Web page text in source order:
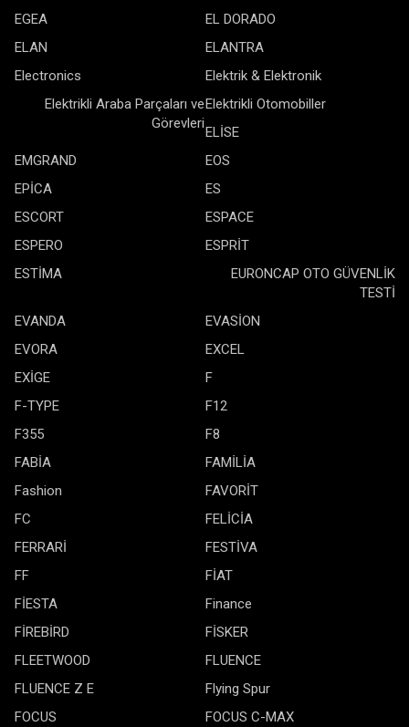
EGEA
EL DORADO
ELAN
ELANTRA
Electronics
Elektrik & Elektronik
Elektrikli Araba Parçaları ve
Görevleri
Elektrikli Otomobiller
ELİSE
EMGRAND
EOS
EPİCA
ES
ESCORT
ESPACE
ESPERO
ESPRİT
ESTİMA
EURONCAP OTO GÜVENLİK
TESTİ
EVANDA
EVASİON
EVORA
EXCEL
EXİGE
F
F-TYPE
F12
F355
F8
FABİA
FAMİLİA
Fashion
FAVORİT
FC
FELİCİA
FERRARİ
FESTİVA
FF
FİAT
FİESTA
Finance
FİREBİRD
FİSKER
FLEETWOOD
FLUENCE
FLUENCE Z E
Flying Spur
FOCUS
FOCUS C-MAX